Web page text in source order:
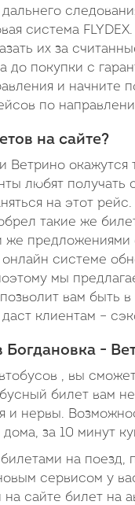
система
их за
до покупки с
и начните
по
на сайте?
окажутся
любят получать
на этот
такие же
же
системе
мы
вам быть
клиентам –
Богдановка -
, вы
билет вам
и нервы.
за 10 минут
на поезд,
сервисом у
на сайте билет на